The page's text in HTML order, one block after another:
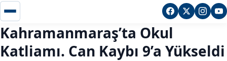
Kahramanmaraş’ta Okul
Katliamı. Can Kaybı 9’a Yükseldi